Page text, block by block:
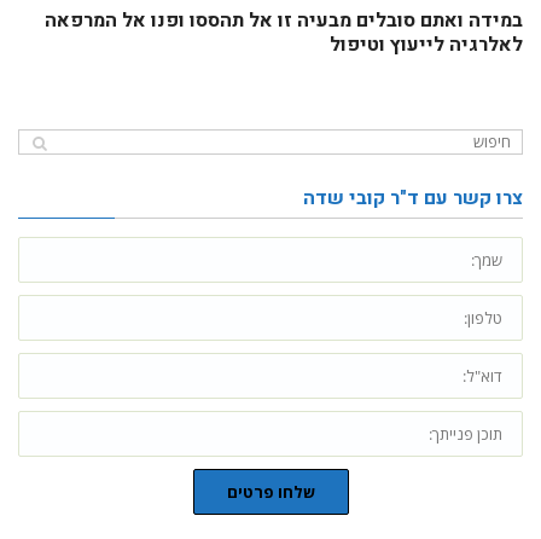
במידה ואתם סובלים מבעיה זו אל תהססו ופנו אל המרפאה
לאלרגיה לייעוץ וטיפול
צרו קשר עם ד"ר קובי שדה
שלחו פרטים